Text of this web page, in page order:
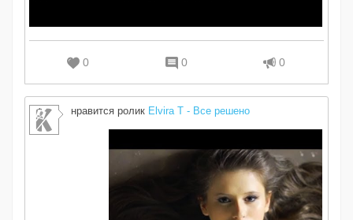
0 0 0
нравится ролик Elvira T - Все решено